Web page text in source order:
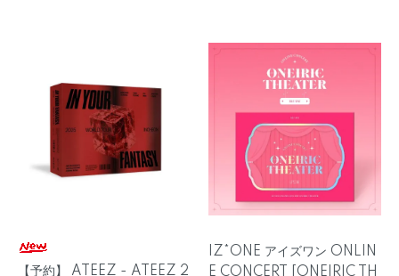
【予約】 ATEEZ - ATEEZ 2
IZ*ONE アイズワン ONLIN
E CONCERT [ONEIRIC TH